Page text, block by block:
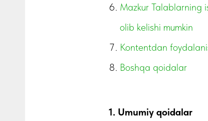
Mazkur Talablarning
olib kelishi mumkin
Kontentdan
Boshqa qoidalar
1. Umumiy qoidalar